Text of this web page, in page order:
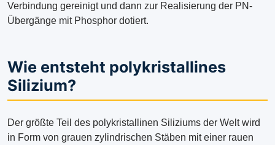
Verbindung gereinigt und dann zur Realisierung der PN-
Übergänge mit Phosphor dotiert.
Wie entsteht polykristallines
Silizium?
Der größte Teil des polykristallinen Siliziums der Welt wird
in Form von grauen zylindrischen Stäben mit einer rauen